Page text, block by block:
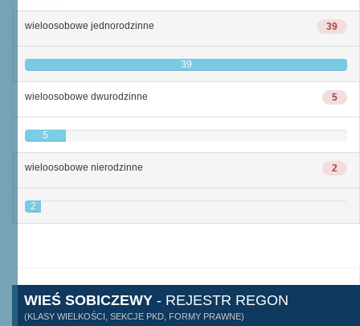
39
wieloosobowe jednorodzinne
39
5
wieloosobowe dwurodzinne
5
2
wieloosobowe nierodzinne
2
WIEŚ SOBICZEWY - REJESTR REGON
(KLASY WIELKOŚCI, SEKCJE PKD, FORMY PRAWNE)